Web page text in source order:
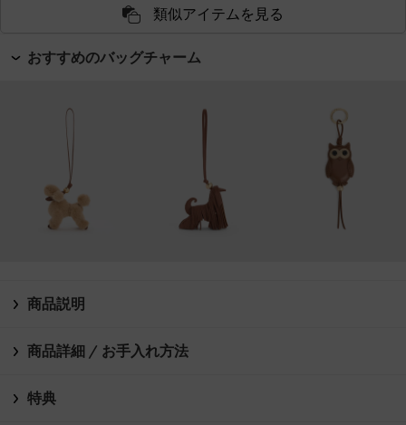
類似アイテムを見る
おすすめのバッグチャーム
商品説明
商品詳細 / お手入れ方法
特典